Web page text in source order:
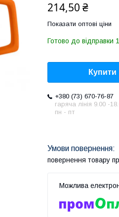
214,50 ₴
Показати оптові ціни
Готово до відправки
Купити
+380 (73) 670-76-87
гаряча лінія 9.00 -
пн - пт
повернення товару